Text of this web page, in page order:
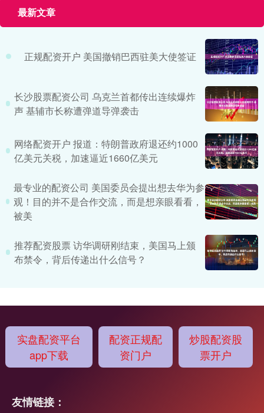
最新文章
正规配资开户 美国撤销巴西驻美大使签证
长沙股票配资公司 乌克兰首都传出连续爆炸
声 基辅市长称遭弹道导弹袭击
网络配资开户 报道：特朗普政府退还约1000
亿美元关税，加速逼近1660亿美元
最专业的配资公司 美国委员会提出想去华为参
观！目的并不是合作交流，而是想亲眼看看，
被美
推荐配资股票 访华调研刚结束，美国马上颁
布禁令，背后传递出什么信号？
实盘配资平台
app下载
配资正规配
资门户
炒股配资股
票开户
友情链接：